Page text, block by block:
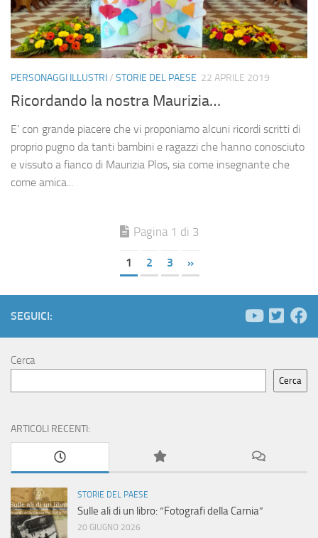
PERSONAGGI ILLUSTRI/ STORIE DEL PAESE 22 APRILE 2019
Ricordando la nostra Maurizia…
E’ con grande piacere che vi proponiamo alcuni ricordi scritti di
proprio pugno da tanti bambini e ragazzi che hanno conosciuto
e vissuto a fianco di Maurizia Plos, sia come insegnante che
come amica...
Pagina 1 di 3
1 2 3 »
SEGUICI:
Cerca
Cerca
ARTICOLI RECENTI:
STORIE DEL PAESE
Sulle ali di un libro: “Fotografi della Carnia”
20 GIUGNO 2026